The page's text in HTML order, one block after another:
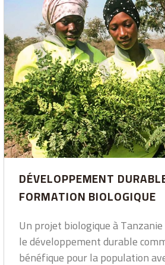
DÉVELOPPEMENT
FORMATION BIOLOGIQUE
Un projet biologique à
le développement durable
bénéfique pour la population